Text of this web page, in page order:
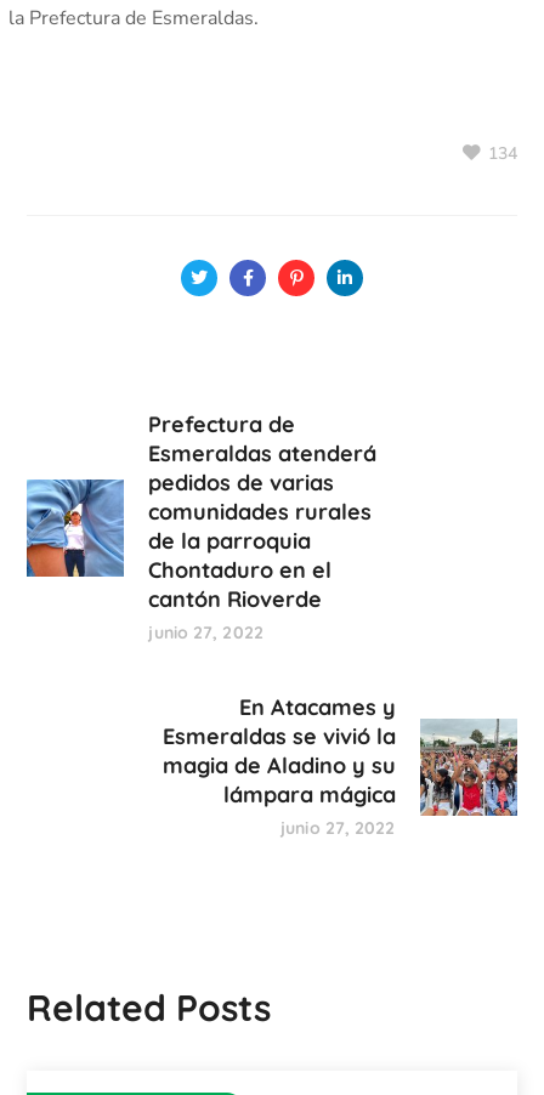
la Prefectura de Esmeraldas.
134
Prefectura de
Esmeraldas atenderá
pedidos de varias
comunidades rurales
de la parroquia
Chontaduro en el
cantón Rioverde
junio 27, 2022
En Atacames y
Esmeraldas se vivió la
magia de Aladino y su
lámpara mágica
junio 27, 2022
Related Posts